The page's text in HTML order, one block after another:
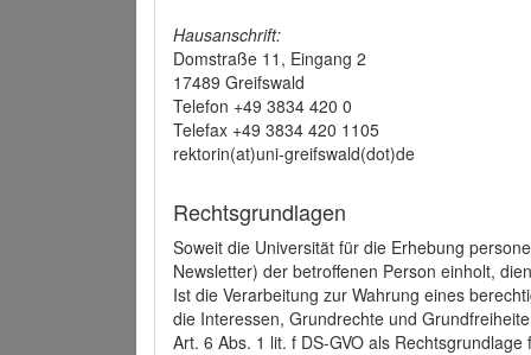
Hausanschrift:
Domstraße 11, Eingang 2
17489 Greifswald
Telefon +49 3834 420 0
Telefax +49 3834 420 1105
rektorin(at)uni-greifswald(dot)de
Rechtsgrundlagen
Soweit die Universität für die Erhebung
Newsletter) der betroffenen Person einholt,
Ist die Verarbeitung zur Wahrung eines
die Interessen, Grundrechte und
Art. 6 Abs. 1 lit. f DS-GVO als